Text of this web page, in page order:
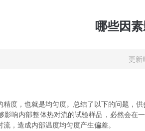
哪些因
更
度，也就是均匀度。总结了以下的问题，供
影响内部整体热对流的试验样品，必然会
，造成内部温度均匀度产生偏差。